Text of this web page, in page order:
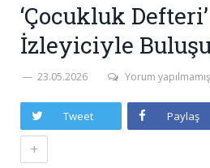
‘Çocukluk
İzleyiciyle
23.05.2026 Yorum yapılmamış
Tweet Paylaş
+